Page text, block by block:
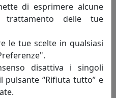
925, FOTO RITRATTO 13X18,
di esprimere alcune
trattamento delle tue
le tue scelte in qualsiasi
disattiva i singoli
pulsante “Rifiuta tutto” e